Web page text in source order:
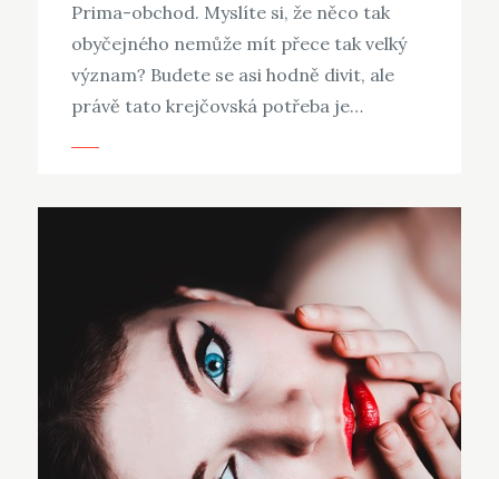
Prima-obchod. Myslíte si, že něco tak
obyčejného nemůže mít přece tak velký
význam? Budete se asi hodně divit, ale
právě tato krejčovská potřeba je…